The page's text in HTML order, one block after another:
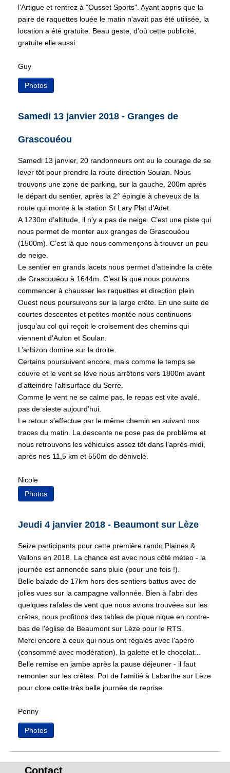
l'Artigue et rentrez à "Ousset Sports". Ayant appris que la
paire de raquettes louée le matin n'avait pas été utilisée, la
location a été gratuite. Beau geste, d'où cette publicité,
gratuite elle aussi.
Guy
Photos
Samedi 13 janvier 2018 - Granges de
Grascouéou
Samedi 13 janvier, 20 randonneurs ont eu le courage de se
lever tôt pour prendre la route direction Soulan. Nous
trouvons une zone de parking, sur la gauche, 200m après
le départ du sentier, après la 2° épingle à cheveux de la
route qui monte à la station St Lary Plat d’Adet.
A 1230m d’altitude, il n’y a pas de neige. C’est une piste qui
nous permet de monter aux granges de Grascouéou
(1500m). C’est là que nous commençons à trouver un peu
de neige.
Le sentier en grands lacets nous permet d’atteindre la crête
de Grascouéou à 1644m. C’est là que nous pouvons
commencer à chausser les raquettes et direction plein
Ouest nous poursuivons sur la large crête. En une suite de
courtes descentes et petites montée nous continuons
jusqu’au col qui reçoit le croisement des chemins qui
viennent d’Aulon et Soulan.
L’arbizon domine sur la droite.
Certains poursuivent encore, mais comme le temps se
couvre et le vent se lève nous arrêtons vers 1800m avant
d’atteindre l’altisurface du Serre.
Comme le vent ne se calme pas, le repas est vite avalé,
pas de sieste aujourd’hui.
Le retour s’effectue par le même chemin en suivant nos
traces du matin. La descente ne pose pas de problème et
nous retrouvons les véhicules assez tôt dans l’après-midi,
après nos 11,5 km et 550m de dénivelé.
Nicole
Photos
Jeudi 4 janvier 2018 - Beaumont sur Lèze
Seize participants pour cette première rando Plaines &
Vallons en 2018. La chance est avec nous côté méteo - la
journée est annoncée sans pluie (pour une fois !).
Belle balade de 17km hors des sentiers battus avec de
jolies vues sur la campagne vallonnée. Bien à l'abri des
quelques rafales de vent que nous avions trouvées sur les
crêtes, nous profitons des tables de pique nique en contre-
bas de l'église de Beaumont sur Lèze pour le RTS.
Merci encore à ceux qui nous ont régalés avec l'apéro
(consommé avec modération), la galette et le chocolat...
Belle remise en jambe après la pause déjeuner - il faut
remonter sur les crêtes. Pot de l'amitié à Labarthe sur Lèze
pour clore cette très belle journée de reprise.
Penny
Photos
Contact